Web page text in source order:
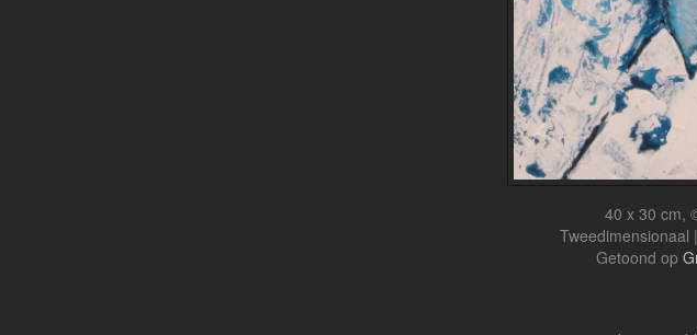
40 x 30 cm,
Tweedimensionaal
Getoond op